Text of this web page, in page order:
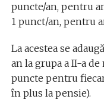
puncte/an, pentru
1 punct/an, pentru
La acestea se
an la grupa a II-a
puncte pentru
în plus la pensie).